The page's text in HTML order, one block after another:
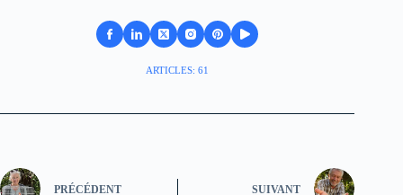
ARTICLES: 61
PRÉCÉDENT SUIVANT